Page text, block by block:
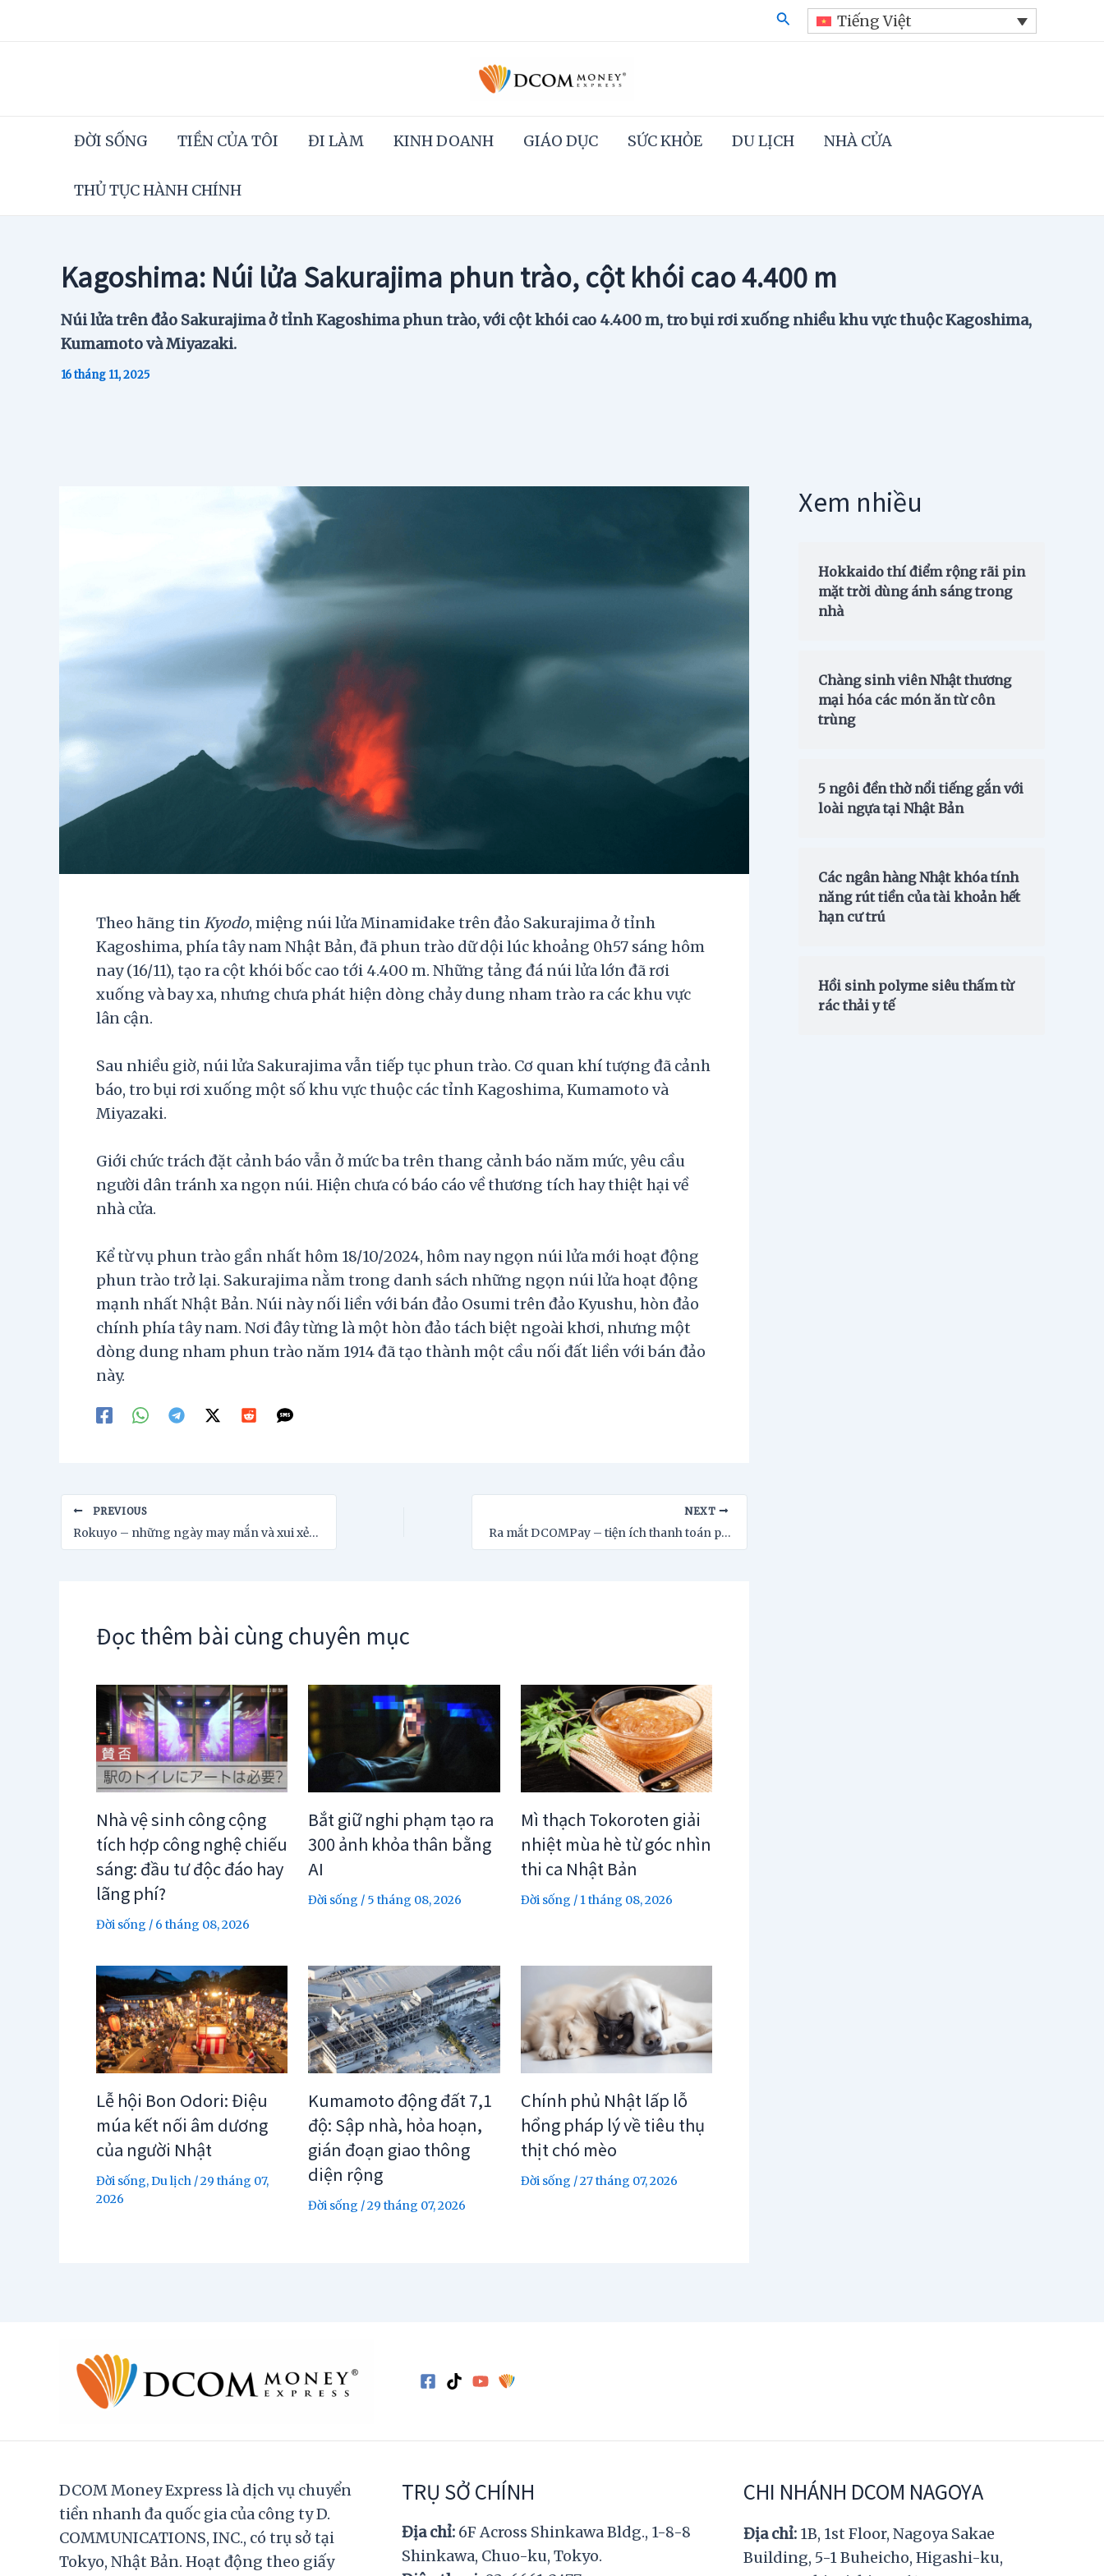
Search Tiếng Việt
ĐỜI SỐNG TIỀN CỦA TÔI ĐI LÀM KINH DOANH GIÁO DỤC SỨC KHỎE DU LỊCH NHÀ CỬA
THỦ TỤC HÀNH CHÍNH
Kagoshima: Núi lửa Sakurajima phun trào, cột khói cao 4.400 m
Núi lửa trên đảo Sakurajima ở tỉnh Kagoshima phun trào, với cột khói cao 4.400 m, tro bụi rơi xuống nhiều khu vực thuộc Kagoshima,
Kumamoto và Miyazaki.
16 tháng 11, 2025
Theo hãng tinKyodo, miệng núi lửa Minamidake trên đảo Sakurajima ở tỉnh
Kagoshima, phía tây nam Nhật Bản, đã phun trào dữ dội lúc khoảng 0h57 sáng hôm
nay (16/11), tạo ra cột khói bốc cao tới 4.400 m. Những tảng đá núi lửa lớn đã rơi
xuống và bay xa, nhưng chưa phát hiện dòng chảy dung nham trào ra các khu vực
lân cận.
Sau nhiều giờ, núi lửa Sakurajima vẫn tiếp tục phun trào. Cơ quan khí tượng đã cảnh
báo, tro bụi rơi xuống một số khu vực thuộc các tỉnh Kagoshima, Kumamoto và
Miyazaki.
Giới chức trách đặt cảnh báo vẫn ở mức ba trên thang cảnh báo năm mức, yêu cầu
người dân tránh xa ngọn núi. Hiện chưa có báo cáo về thương tích hay thiệt hại về
nhà cửa.
Kể từ vụ phun trào gần nhất hôm 18/10/2024, hôm nay ngọn núi lửa mới hoạt động
phun trào trở lại. Sakurajima nằm trong danh sách những ngọn núi lửa hoạt động
mạnh nhất Nhật Bản. Núi này nối liền với bán đảo Osumi trên đảo Kyushu, hòn đảo
chính phía tây nam. Nơi đây từng là một hòn đảo tách biệt ngoài khơi, nhưng một
dòng dung nham phun trào năm 1914 đã tạo thành một cầu nối đất liền với bán đảo
này.
Post
navigation
PREVIOUS
Rokuyo – những ngày may mắn và xui xẻo trong lịch Nhật
NEXT
Ra mắt DCOMPay – tiện ích thanh toán phục vụ người Việt tại Nhật
Đọc thêm bài cùng chuyên mục
Nhà vệ sinh công cộng
tích hợp công nghệ chiếu
sáng: đầu tư độc đáo hay
lãng phí?
Đời sống / 6 tháng 08, 2026
Bắt giữ nghi phạm tạo ra
300 ảnh khỏa thân bằng
AI
Đời sống / 5 tháng 08, 2026
Mì thạch Tokoroten giải
nhiệt mùa hè từ góc nhìn
thi ca Nhật Bản
Đời sống / 1 tháng 08, 2026
Lễ hội Bon Odori: Điệu
múa kết nối âm dương
của người Nhật
Đời sống,Du lịch /29 tháng 07,
2026
Kumamoto động đất 7,1
độ: Sập nhà, hỏa hoạn,
gián đoạn giao thông
diện rộng
Đời sống /29 tháng 07, 2026
Chính phủ Nhật lấp lỗ
hổng pháp lý về tiêu thụ
thịt chó mèo
Đời sống /27 tháng 07, 2026
Xem nhiều
Hokkaido thí điểm rộng rãi pin
mặt trời dùng ánh sáng trong
nhà
Chàng sinh viên Nhật thương
mại hóa các món ăn từ côn
trùng
5 ngôi đền thờ nổi tiếng gắn với
loài ngựa tại Nhật Bản
Các ngân hàng Nhật khóa tính
năng rút tiền của tài khoản hết
hạn cư trú
Hồi sinh polyme siêu thấm từ
rác thải y tế
DCOM Money Express là dịch vụ chuyển
tiền nhanh đa quốc gia của công ty D.
COMMUNICATIONS, INC., có trụ sở tại
Tokyo, Nhật Bản. Hoạt động theo giấy
TRỤ SỞ CHÍNH
Địa chỉ: 6F Across Shinkawa Bldg., 1-8-8
Shinkawa, Chuo-ku, Tokyo.
CHI NHÁNH DCOM NAGOYA
Địa chỉ: 1B, 1st Floor, Nagoya Sakae
Building, 5-1 Buheicho, Higashi-ku,